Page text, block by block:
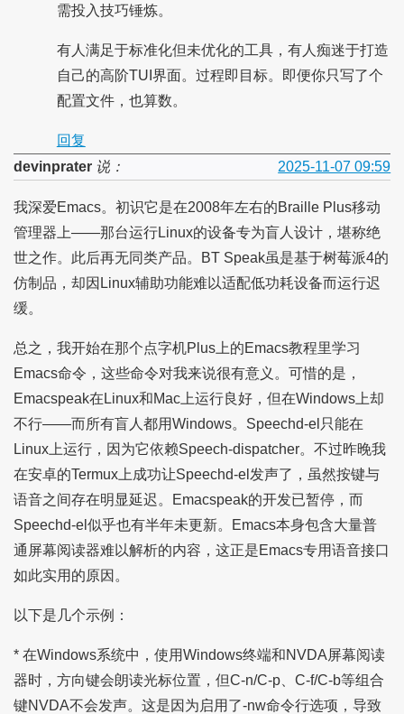
需投入技巧锤炼。
有人满足于标准化但未优化的工具，有人痴迷于打造
自己的高阶TUI界面。过程即目标。即便你只写了个
配置文件，也算数。
回复
devinprater说： 2025-11-07 09:59
我深爱Emacs。初识它是在2008年左右的Braille Plus移动
管理器上——那台运行Linux的设备专为盲人设计，堪称绝
世之作。此后再无同类产品。BT Speak虽是基于树莓派4的
仿制品，却因Linux辅助功能难以适配低功耗设备而运行迟
缓。
总之，我开始在那个点字机Plus上的Emacs教程里学习
Emacs命令，这些命令对我来说很有意义。可惜的是，
Emacspeak在Linux和Mac上运行良好，但在Windows上却
不行——而所有盲人都用Windows。Speechd-el只能在
Linux上运行，因为它依赖Speech-dispatcher。不过昨晚我
在安卓的Termux上成功让Speechd-el发声了，虽然按键与
语音之间存在明显延迟。Emacspeak的开发已暂停，而
Speechd-el似乎也有半年未更新。Emacs本身包含大量普
通屏幕阅读器难以解析的内容，这正是Emacs专用语音接口
如此实用的原因。
以下是几个示例：
* 在Windows系统中，使用Windows终端和NVDA屏幕阅读
器时，方向键会朗读光标位置，但C-n/C-p、C-f/C-b等组合
键NVDA不会发声。这是因为启用了-nw命令行选项，导致